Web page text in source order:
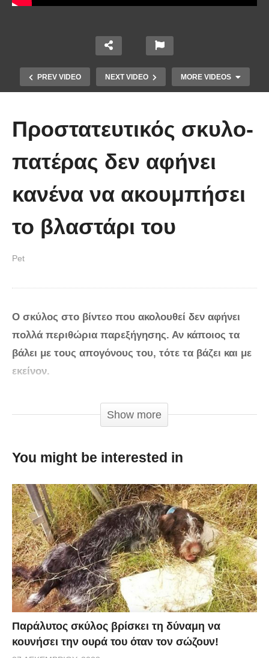
PREV VIDEO NEXT VIDEO MORE VIDEOS
στον κόσμο!! (Video)
Προστατευτικός σκυλο-
πατέρας δεν αφήνει
κανένα να ακουμπήσει
το βλαστάρι του
Pet
Ο σκύλος στο βίντεο που ακολουθεί δεν αφήνει
πολλά περιθώρια παρεξήγησης. Αν κάποιος τα
βάλει με τους απογόνους του, τότε τα βάζει και με
εκείνον.
Το υπέροχο Γκόλντεν Ριτρίβερ είναι μια “όαση”
Show more
You might be interested in
Παράλυτος σκύλος βρίσκει τη δύναμη να
κουνήσει την ουρά του όταν τον σώζουν!